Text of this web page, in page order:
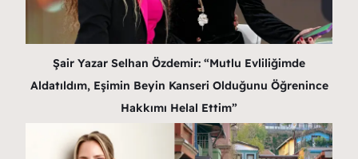
Şair Yazar Selhan Özdemir: “Mutlu Evliliğimde
Aldatıldım, Eşimin Beyin Kanseri Olduğunu Öğrenince
Hakkımı Helal Ettim”